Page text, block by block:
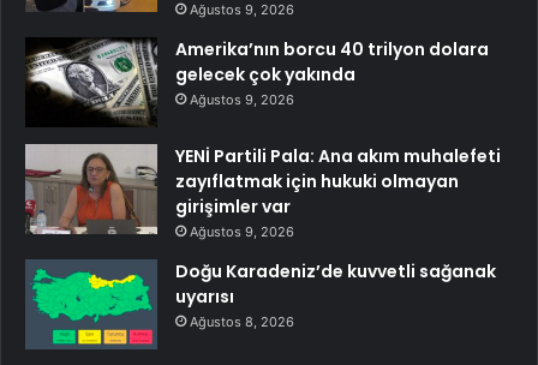
Ağustos 9, 2026
Amerika’nın borcu 40 trilyon dolara
gelecek çok yakında
Ağustos 9, 2026
YENİ Partili Pala: Ana akım muhalefeti
zayıflatmak için hukuki olmayan
girişimler var
Ağustos 9, 2026
Doğu Karadeniz’de kuvvetli sağanak
uyarısı
Ağustos 8, 2026